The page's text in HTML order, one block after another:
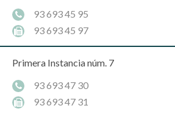
93 693 45 95
93 693 45 97
Primera Instancia núm. 7
93 693 47 30
93 693 47 31